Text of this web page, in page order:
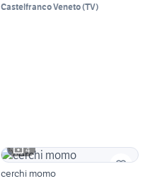
Castelfranco Veneto(TV)
4
cerchi momo